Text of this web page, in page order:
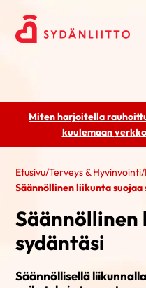
Miten harjoitella
kuulemaan
Etusivu/Terveys & Hyvinvointi/
Säännöllinen liikunta suojaa
Säännöllinen
sydäntäsi
Säännöllisellä